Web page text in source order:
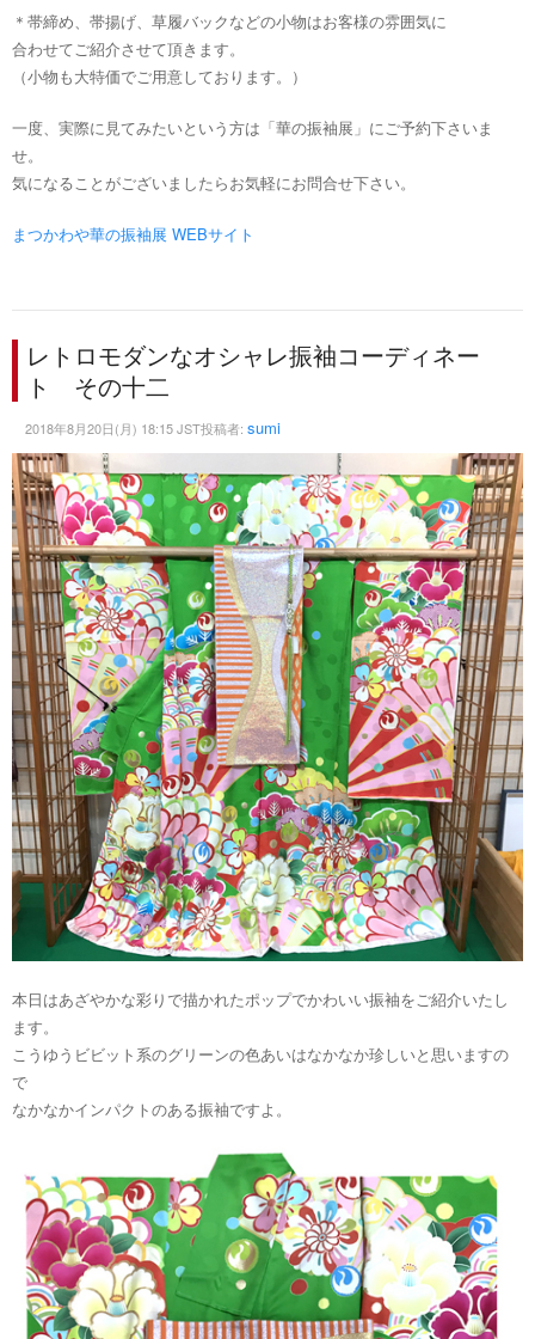
＊帯締め、帯揚げ、草履バックなどの小物はお客様の雰囲気に
合わせてご紹介させて頂きます。
（小物も大特価でご用意しております。）
一度、実際に見てみたいという方は「華の振袖展」にご予約下さいま
せ。
気になることがございましたらお気軽にお問合せ下さい。
まつかわや華の振袖展 WEBサイト
レトロモダンなオシャレ振袖コーディネー
ト その十二
2018年8月20日(月) 18:15 JST投稿者: sumi
本日はあざやかな彩りで描かれたポップでかわいい振袖をご紹介いたし
ます。
こうゆうビビット系のグリーンの色あいはなかなか珍しいと思いますの
で
なかなかインパクトのある振袖ですよ。